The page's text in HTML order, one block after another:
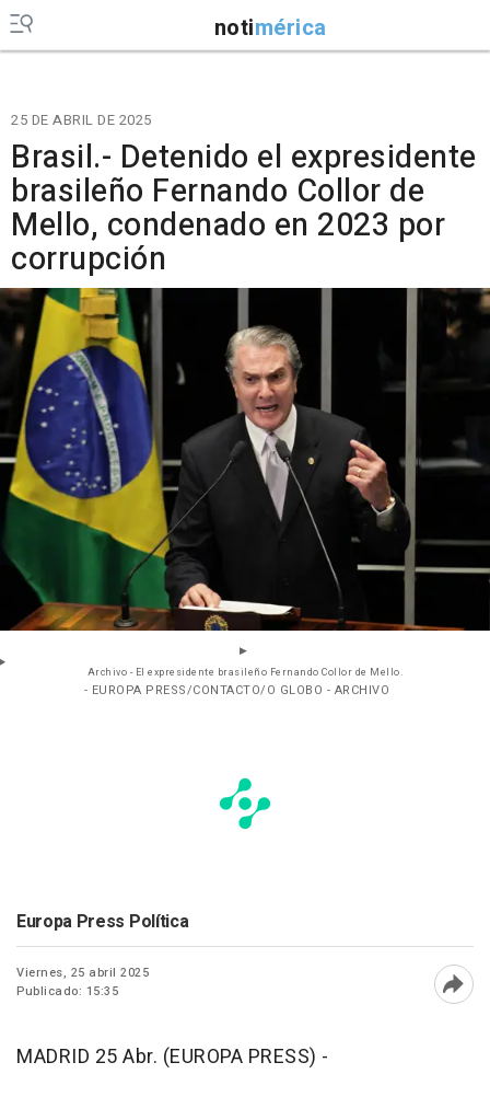
notimérica
25 DE ABRIL DE 2025
Brasil.- Detenido el expresidente
brasileño Fernando Collor de
Mello, condenado en 2023 por
corrupción
Archivo - El expresidente brasileño Fernando Collor de Mello.
- EUROPA PRESS/CONTACTO/O GLOBO - ARCHIVO
Europa Press Política
Viernes, 25 abril 2025
Publicado: 15:35
MADRID 25 Abr. (EUROPA PRESS) -